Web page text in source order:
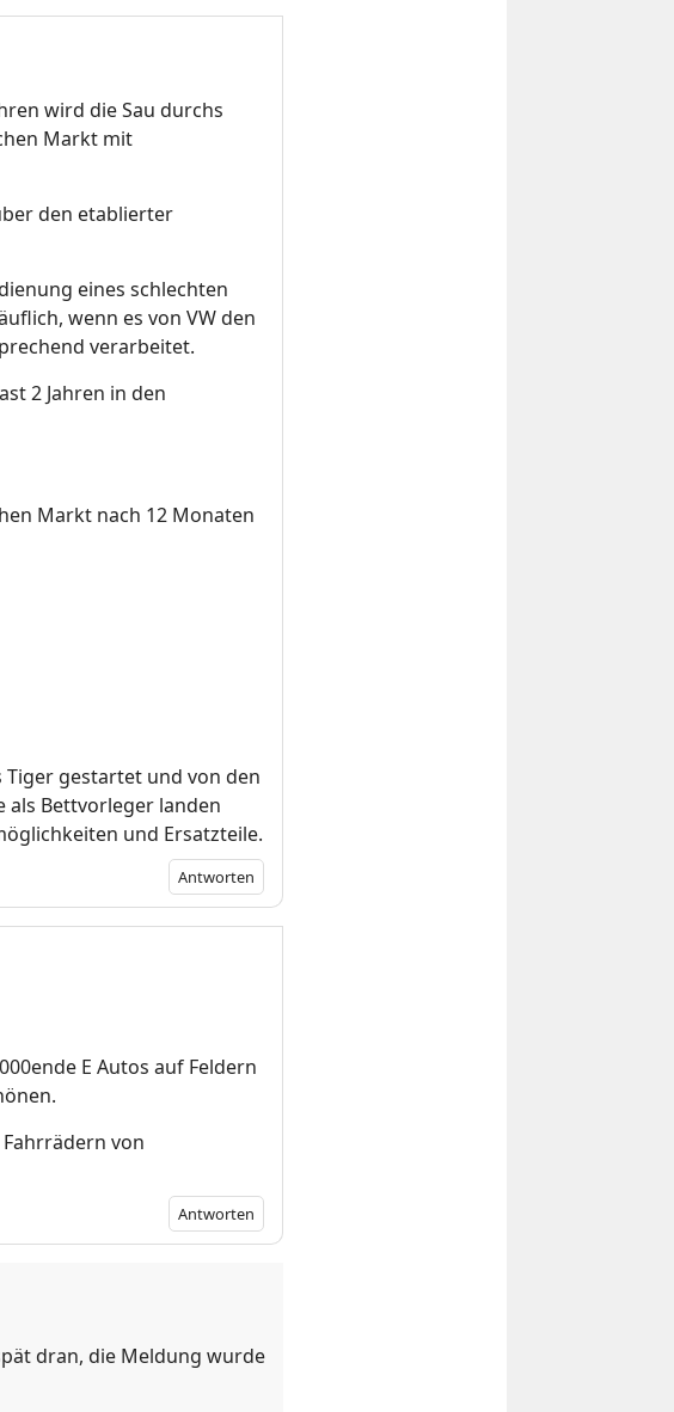
wird die Sau durchs
Markt mit
den etablierter
eines schlechten
wenn es von VW den
verarbeitet.
2 Jahren in den
Markt nach 12 Monaten
Tiger gestartet und von den
als Bettvorleger landen
und Ersatzteile.
Antworten
E Autos auf Feldern
von
Antworten
dran, die Meldung wurde